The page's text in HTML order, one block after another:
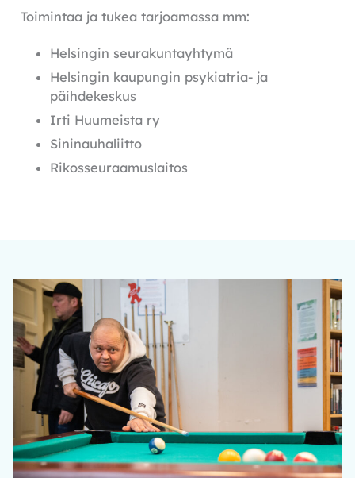
Toimintaa ja tukea tarjoamassa mm:
Helsingin seurakuntayhtymä
Helsingin kaupungin psykiatria- ja
päihdekeskus
Irti Huumeista ry
Sininauhaliitto
Rikosseuraamuslaitos